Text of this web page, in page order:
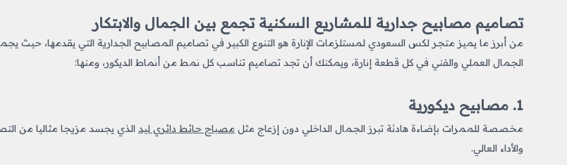
تصاميم مصابيح جدارية للمشاريع السكنية تجمع بين الجمال والابتكار
من أبرز ما يميز متجر لكس السعودي لمستلزمات الإنارة هو التنوع الكبير في تصاميم المصابيح الجدارية التي يقدمها، حيث
الجمال العملي والفني في كل قطعة إنارة، ويمكنك أن تجد تصاميم تناسب كل نمط من أنماط الديكور، ومنها:
1. مصابيح ديكورية
مخصصة للممرات بإضاءة هادئة تبرز الجمال الداخلي دون إزعاج مثل مصباح حائط دائري ليد الذي يجسد مزيجا مثاليا من
والأداء العالي.